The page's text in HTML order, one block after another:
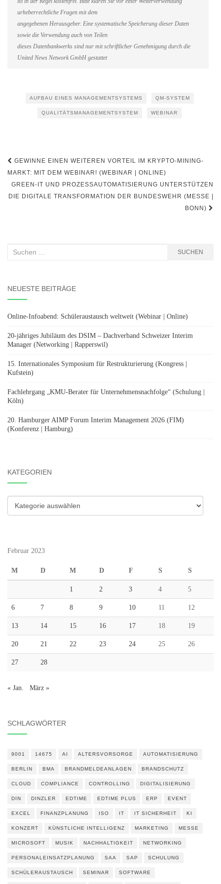
urheberrechtliche Fragen mit dem
angegebenen Herausgeber. Eine systematische Speicherung dieser Daten
sowie die Verwendung auch von Teilen
dieses Datenbankwerks sind nur mit schriftlicher Genehmigung durch die
United News Network GmbH gestattet
AUFBAU EINES MANAGEMENTSYSTEMS QM-SYSTEM
QUALITÄTSMANAGEMENTSYSTEM WEBINAR
Beitragsnavigation
GEWINNE EINEN WEITEREN VORTEIL IM KRYPTO-MINING-
MARKT: MIT DEM WEBINAR! (WEBINAR | ONLINE)
GREEN-IT UND PROZESSAUTOMATISIERUNG UNTERSTÜTZEN
DIE DIGITALE TRANSFORMATION DER BUNDESWEHR (MESSE |
BONN)
Suchen
SUCHEN
NEUESTE BEITRÄGE
Online-Infoabend: Schüleraustausch weltweit (Webinar | Online)
20-jähriges Jubiläum des DSIM – Dachverband Schweizer Interim
Manager (Networking | Rapperswil)
15. Internationales Symposium für Restrukturierung (Kongress |
Kufstein)
Fachlehrgang „KMU-Berater für Unternehmensnachfolge“ (Schulung |
Köln)
20. Hamburger AIMP Forum Interim Management 2026 (FIM)
(Konferenz | Hamburg)
KATEGORIEN
Kategorien
Februar 2023
M D M D F S S
1 2 3 4 5
6 7 8 9 10 11 12
13 14 15 16 17 18 19
20 21 22 23 24 25 26
27 28
« Jan. März »
SCHLAGWÖRTER
9001 14675 AI ALTERSVORSORGE AUTOMATISIERUNG
BERLIN BMA BRANDMELDEANLAGEN BRANDSCHUTZ
CLOUD COMPLIANCE CONTROLLING DIGITALISIERUNG
DIN DINZLER EDTIME EDTIME PLUS ERP EVENT
EXCEL FINANZPLANUNG ISO IT IT SICHERHEIT KI
KONZERT KÜNSTLICHE INTELLIGENZ MARKETING MESSE
MICROSOFT MUSIK NACHHALTIGKEIT NETWORKING
PERSONALEINSATZPLANUNG SAA SAP SCHULUNG
SCHÜLERAUSTAUSCH SEMINAR SOFTWARE